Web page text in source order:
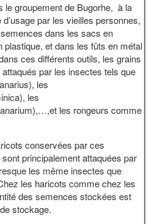
de Bugorhe, à la
par les vieilles personnes,
dans les sacs en
plastique, et dans les fûts en métal
ces différents outils, les grains
par les insectes tels que
les
les
les rongeurs comme
conservées par ces
principalement attaquées par
les même insectes que
les haricots comme chez les
des semences stockées est
stockage.